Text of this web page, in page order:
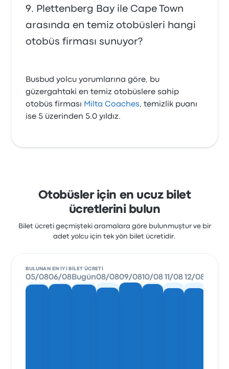
Plettenberg Bay ile Cape Town
arasında en temiz otobüsleri hangi
otobüs firması sunuyor?
Busbud yolcu yorumlarına göre, bu
güzergahtaki en temiz otobüslere sahip
otobüs firması Milta Coaches, temizlik puanı
ise 5 üzerinden 5.0 yıldız.
Otobüsler için en ucuz bilet
ücretlerini bulun
Bilet ücreti geçmişteki aramalara göre bulunmuştur ve bir
adet yolcu için tek yön bilet ücretidir.
BULUNAN EN IYI BILET ÜCRETI
05/0806/08 Bugün08/0809/0810/08 11/08 12/08